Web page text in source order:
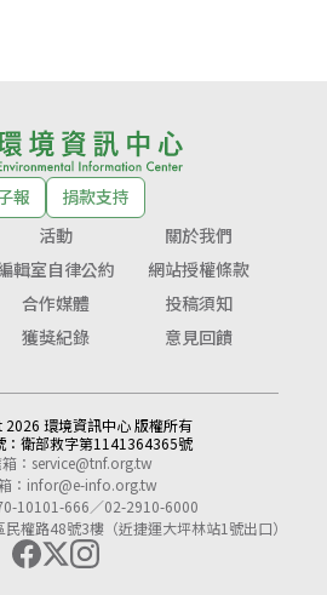
報
捐款支持
活動
關於我們
輯室自律公約
網站授權條款
合作媒體
投稿須知
獲獎紀錄 意見回饋
環境資訊中心 版權所有
衛部救字第1141364365號
： service@tnf.org.tw
： infor@e-info.org.tw
10101-666／02-2910-6000
權路48號3樓（近捷運大坪林站1號出口）